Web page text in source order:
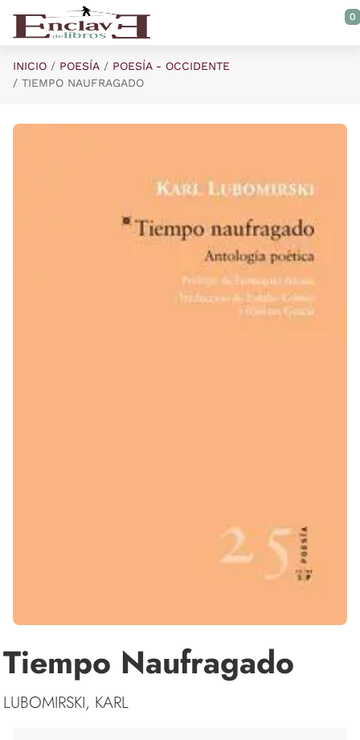
Saltar al contenido principal
0
INICIO POESÍA
POESÍA - OCCIDENTE
TIEMPO NAUFRAGADO
Tiempo Naufragado
LUBOMIRSKI, KARL